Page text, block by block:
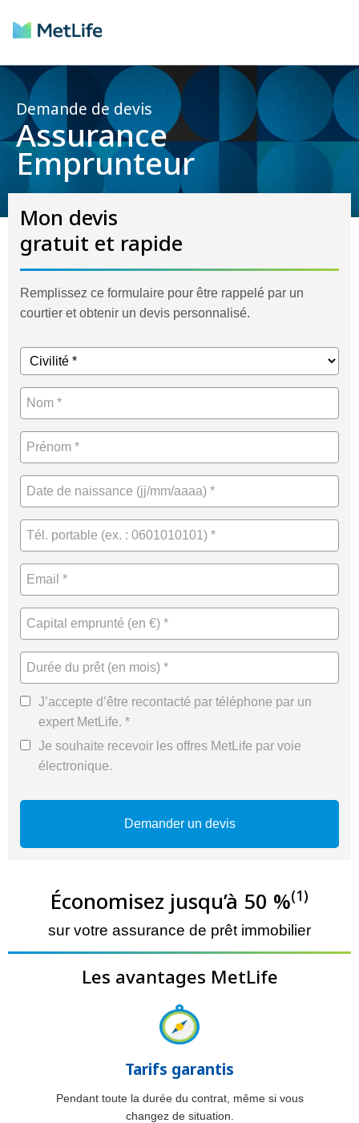
Demande de devis
Assurance
Emprunteur
Mon devis
gratuit et rapide
Remplissez ce formulaire pour être rappelé par un
courtier et obtenir un devis personnalisé.
J’accepte d’être recontacté par téléphone par un
expert MetLife. *
Je souhaite recevoir les offres MetLife par voie
électronique.
Économisez jusqu’à 50 %(1)
sur votre assurance de prêt immobilier
Les avantages MetLife
Tarifs garantis
Pendant toute la durée du contrat, même si vous
changez de situation.